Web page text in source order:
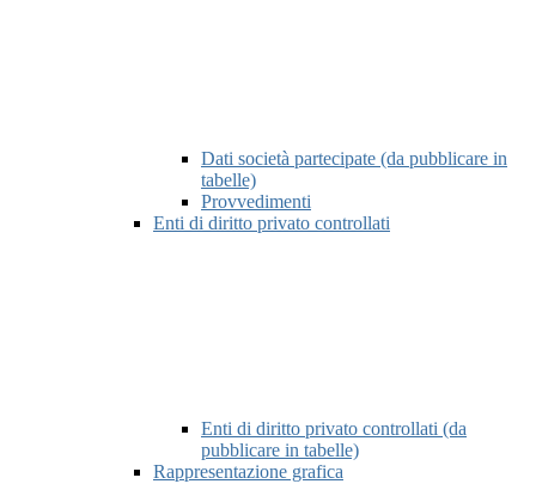
Dati società partecipate (da pubblicare in
tabelle)
Provvedimenti
Enti di diritto privato controllati
Enti di diritto privato controllati (da
pubblicare in tabelle)
Rappresentazione grafica